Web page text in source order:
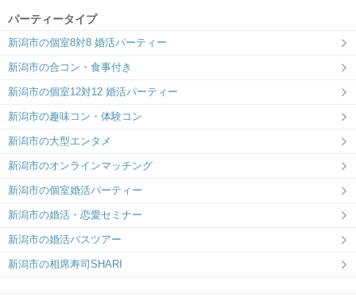
パーティータイプ
新潟市の個室8対8 婚活パーティー
新潟市の合コン・食事付き
新潟市の個室12対12 婚活パーティー
新潟市の趣味コン・体験コン
新潟市の大型エンタメ
新潟市のオンラインマッチング
新潟市の個室婚活パーティー
新潟市の婚活・恋愛セミナー
新潟市の婚活バスツアー
新潟市の相席寿司SHARI